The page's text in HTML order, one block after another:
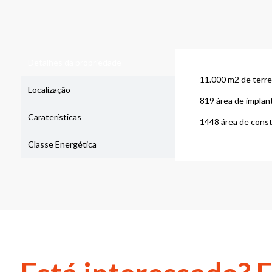
Localização
Caraterísticas
Classe Energética
11.000 m2 de
819 área de
1448 área de